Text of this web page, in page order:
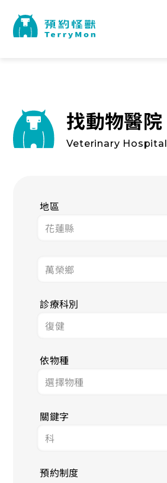
找動物醫院
Veterinary Hospital
地區
診療科別
依物種
關鍵字
預約制度